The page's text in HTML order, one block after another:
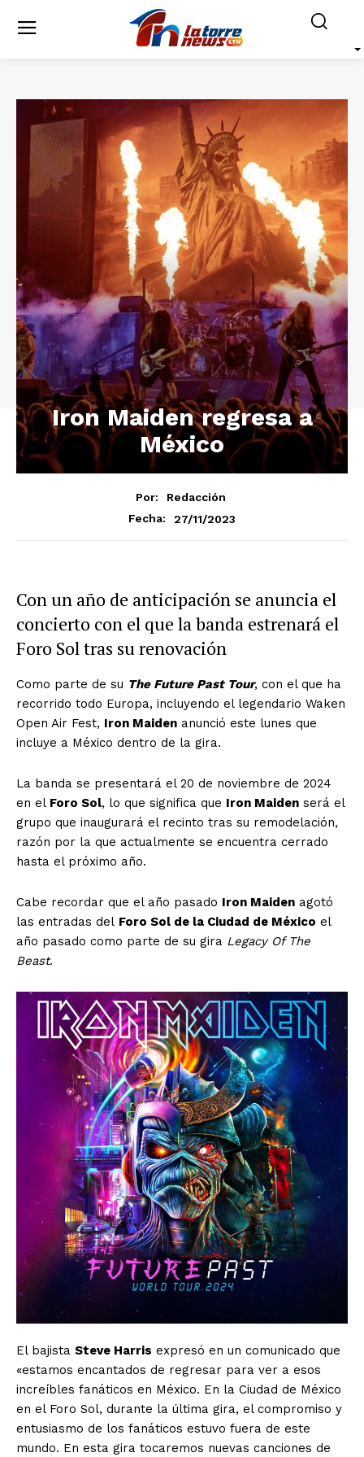
Iron Maiden regresa a
México
Por:
Redacción
Fecha:
27/11/2023
Con un año de anticipación se anuncia el
concierto con el que la banda estrenará el
Foro Sol tras su renovación
Como parte de su The Future Past Tour, con el que ha
recorrido todo Europa, incluyendo el legendario Waken
Open Air Fest, Iron Maiden anunció este lunes que
incluye a México dentro de la gira.
La banda se presentará el 20 de noviembre de 2024
en el Foro Sol, lo que significa que Iron Maiden será el
grupo que inaugurará el recinto tras su remodelación,
razón por la que actualmente se encuentra cerrado
hasta el próximo año.
Cabe recordar que el año pasado Iron Maiden agotó
las entradas del Foro Sol de la Ciudad de México el
año pasado como parte de su gira Legacy Of The
Beast.
El bajista Steve Harris expresó en un comunicado que
«estamos encantados de regresar para ver a esos
increíbles fanáticos en México. En la Ciudad de México
en el Foro Sol, durante la última gira, el compromiso y
entusiasmo de los fanáticos estuvo fuera de este
mundo. En esta gira tocaremos nuevas canciones de